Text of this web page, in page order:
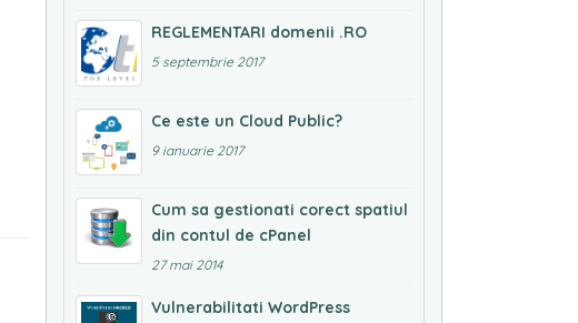
REGLEMENTARI domenii .RO
5 septembrie 2017
Ce este un Cloud Public?
9 ianuarie 2017
Cum sa gestionati corect spatiul
din contul de cPanel
27 mai 2014
Vulnerabilitati WordPress